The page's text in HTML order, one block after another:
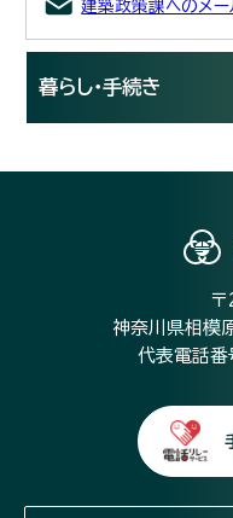
建築政策課へのメー
暮らし・手続き
神奈川県相模
代表電話